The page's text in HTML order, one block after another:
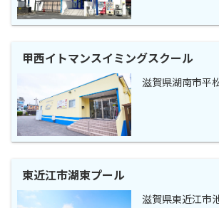
甲西イトマンスイミングスクール
滋賀県湖南市平
東近江市湖東プール
滋賀県東近江市